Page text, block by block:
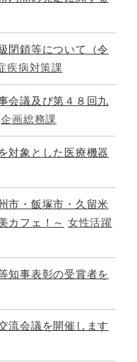
閉鎖等について（令
疾病対策課
会議及び第４８回九
企画総務課
対象とした医療機器
市・飯塚市・久留米
カフェ！～ 女性活躍
知事表彰の受賞者を
流会議を開催します